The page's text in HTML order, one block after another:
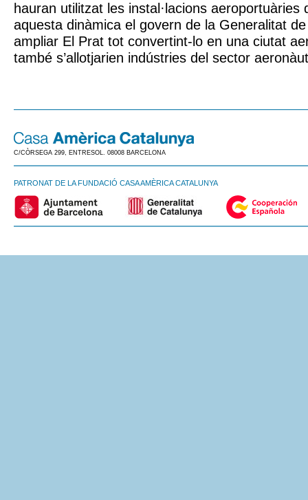
hauran utilitzat les instal·lacions aeroportuàries
aquesta dinàmica el govern de la Generalitat
ampliar El Prat tot convertint-lo en una ciutat
també s’allotjarien indústries del sector
C/CÒRSEGA 299, ENTRESOL. 08008 BARCELONA
PATRONAT DE LA FUNDACIÓ CASA AMÈRICA CATALUNYA